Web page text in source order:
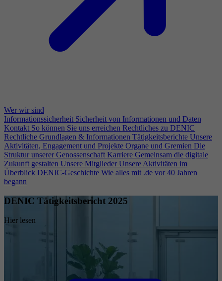
Wer wir sind
Informationssicherheit Sicherheit von Informationen und Daten
Kontakt So können Sie uns erreichen Rechtliches zu DENIC
Rechtliche Grundlagen & Informationen Tätigkeitsberichte Unsere
Aktivitäten, Engagement und Projekte Organe und Gremien Die
Struktur unserer Genossenschaft Karriere Gemeinsam die digitale
Zukunft gestalten Unsere Mitglieder Unsere Aktivitäten im
Überblick DENIC-Geschichte Wie alles mit .de vor 40 Jahren
begann
DENIC Tätigkeitsbericht 2025
Hier lesen